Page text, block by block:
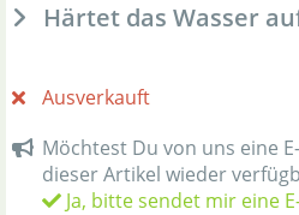
Härtet das Wasser
Ausverkauft
Möchtest Du von uns eine
dieser Artikel wieder
Ja, bitte sendet mir eine